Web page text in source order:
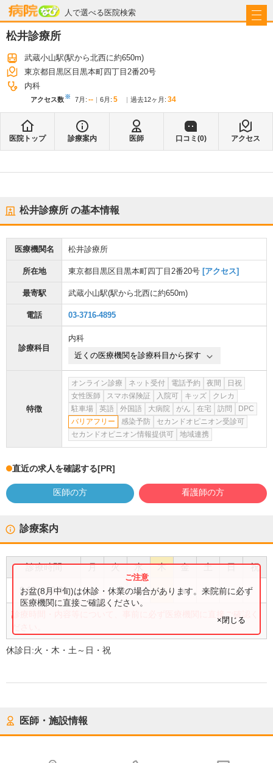
人で選べる医院検索
病院なび
松井診療所
武蔵小山駅(駅から北西に約650m)
東京都目黒区目黒本町四丁目2番20号
内科
アクセス数※ 7月 : -- 6月 : 5 過去12ヶ月: 34
医院トップ 診療案内 医師 口コミ(0) アクセス
松井診療所 の基本情報
医療機関名 松井診療所
所在地 東京都目黒区目黒本町四丁目2番20号 [アクセス]
最寄駅 武蔵小山駅(駅から北西に約650m)
電話 03-3716-4895
診療科目
内科
近くの医療機関を診療科目から探す
特徴
オンライン診療 ネット受付 電話予約 夜間
日祝
女性医師
スマホ保険証 入院可 キッズ
クレカ
駐車場
英語 外国語 大病院 がん 在宅 訪問
DPC
バリアフリー
感染予防
セカンドオピニオン受診可
セカンドオピニオン情報提供可
地域連携
直近の求人を確認する[PR]
医師の方 看護師の方
診療案内
診療時間 月 火 水 木 金 土 日 祝
9:00〜 12:00 ● ● ●
診療時間・内容等について、事前に必ず医療機関に直接ご確認く
お盆(8月中旬)は休診・休業の場合があります。来院前に必ず
医療機関に直接ご確認ください。
×閉じる
休診日:火・木・土～日・祝
医師・施設情報